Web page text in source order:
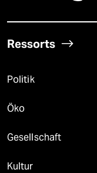
Ressorts
Politik
Öko
Gesellschaft
Kultur